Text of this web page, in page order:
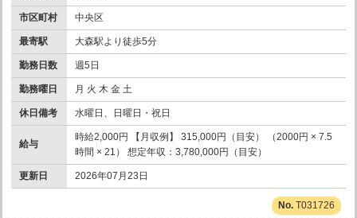
市区町村 中央区
最寄駅 大森駅より徒歩5分
勤務日数 週5日
勤務曜日 月 火 木 金 土
休日備考 水曜日、日曜日・祝日
給与
時給2,000円 【月収例】 315,000円（目安） （2000円 × 7.5
時間 × 21） 想定年収：3,780,000円（目安）
更新日 2026年07月23日
T031726